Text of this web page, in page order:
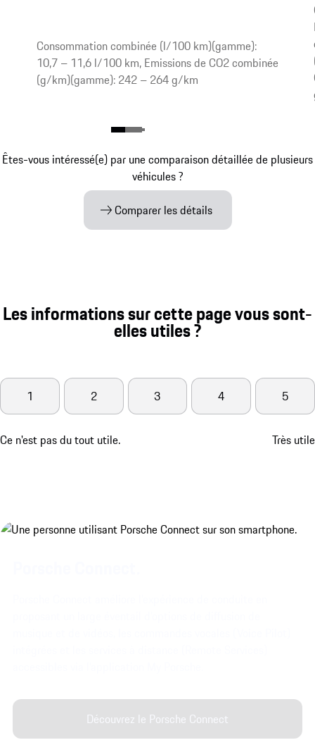
Consommation combinée (l/100 km)(gamme):
10,7 – 11,6 l/100 km, Emissions de CO2 combinée
(g/km)(gamme): 242 – 264 g/km
Êtes-vous intéressé(e) par une comparaison détaillée de plusieurs
véhicules ?
Comparer les détails
Les informations sur cette page vous sont-
elles utiles ?
Ce n'est pas du tout utile.
1 2 3 4 5
Très utile
Découvrez le Porsche Connect